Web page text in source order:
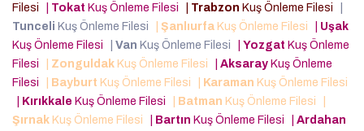
Filesi
Tokat Kuş Önleme Filesi Trabzon Kuş Önleme Filesi
Tunceli Kuş Önleme Filesi Şanlıurfa Kuş Önleme Filesi
Uşak
Kuş Önleme Filesi
Van Kuş Önleme Filesi Yozgat Kuş Önleme
Filesi
Zonguldak Kuş Önleme Filesi Aksaray Kuş Önleme
Filesi
Bayburt Kuş Önleme Filesi Karaman Kuş Önleme Filesi
Kırıkkale Kuş Önleme Filesi Batman Kuş Önleme Filesi
Şırnak Kuş Önleme Filesi Bartın Kuş Önleme Filesi
Ardahan